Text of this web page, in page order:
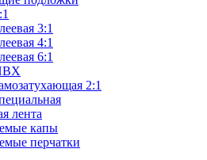
3:1
4:1
6:1
2:1
лента
капы
перчатки